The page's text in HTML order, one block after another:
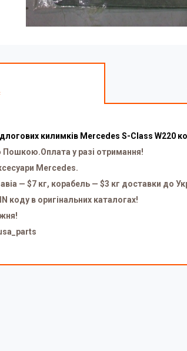
килимків Mercedes S-Class W220
Пошкою.Оплата у разі отримання!
Mercedes.
— $7 кг, корабель — $3 кг доставки до
коду в оригінальних каталогах!